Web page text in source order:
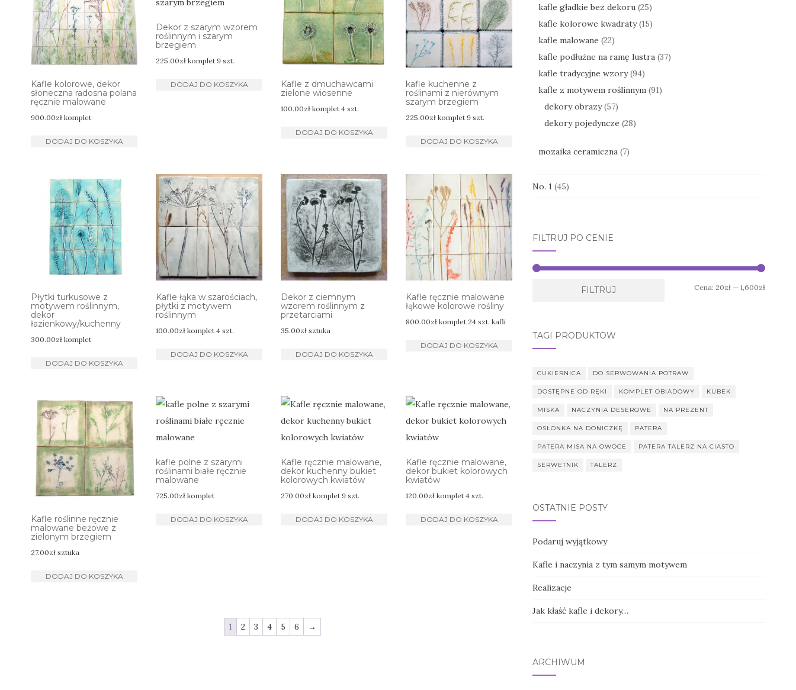
Kafle kolorowe, dekor
słoneczna radosna polana
ręcznie malowane
900.00zł komplet
DODAJ DO KOSZYKA
Dekor z szarym wzorem
roślinnym i szarym
brzegiem
225.00zł komplet 9 szt.
DODAJ DO KOSZYKA
Kafle z dmuchawcami
zielone wiosenne
100.00zł komplet 4 szt.
DODAJ DO KOSZYKA
kafle kuchenne z
roślinami z nierównym
szarym brzegiem
225.00zł komplet 9 szt.
DODAJ DO KOSZYKA
Płytki turkusowe z
motywem roślinnym,
dekor
łazienkowy/kuchenny
300.00zł komplet
DODAJ DO KOSZYKA
Kafle łąka w szarościach,
płytki z motywem
roślinnym
100.00zł komplet 4 szt.
DODAJ DO KOSZYKA
Dekor z ciemnym
wzorem roślinnym z
przetarciami
35.00zł sztuka
DODAJ DO KOSZYKA
Kafle ręcznie malowane
łąkowe kolorowe rośliny
800.00zł komplet 24 szt. kafli
DODAJ DO KOSZYKA
Kafle roślinne ręcznie
malowane beżowe z
zielonym brzegiem
27.00zł sztuka
DODAJ DO KOSZYKA
kafle polne z szarymi
roślinami białe ręcznie
malowane
725.00zł komplet
DODAJ DO KOSZYKA
Kafle ręcznie malowane,
dekor kuchenny bukiet
kolorowych kwiatów
270.00zł komplet 9 szt.
DODAJ DO KOSZYKA
Kafle ręcznie malowane,
dekor bukiet kolorowych
kwiatów
120.00zł komplet 4 szt.
DODAJ DO KOSZYKA
1 2 3 4 5 6 →
kafle gładkie bez dekoru (25)
kafle kolorowe kwadraty (15)
kafle malowane (22)
kafle podłużne na ramę lustra (37)
kafle tradycyjne wzory (94)
kafle z motywem roślinnym (91)
dekory obrazy (57)
dekory pojedyncze (28)
mozaika ceramiczna (7)
No. 1 (45)
FILTRUJ PO CENIE
Cena
Cena
FILTRUJ Cena: 20zł— 1,600zł
TAGI PRODUKTÓW
CUKIERNICA DO SERWOWANIA POTRAW
DOSTĘPNE OD RĘKI KOMPLET OBIADOWY KUBEK
MISKA NACZYNIA DESEROWE NA PREZENT
OSŁONKA NA DONICZKĘ PATERA
PATERA MISA NA OWOCE PATERA TALERZ NA CIASTO
SERWETNIK TALERZ
OSTATNIE POSTY
Podaruj wyjątkowy
Kafle i naczynia z tym samym motywem
Realizacje
Jak kłaść kafle i dekory…
ARCHIWUM